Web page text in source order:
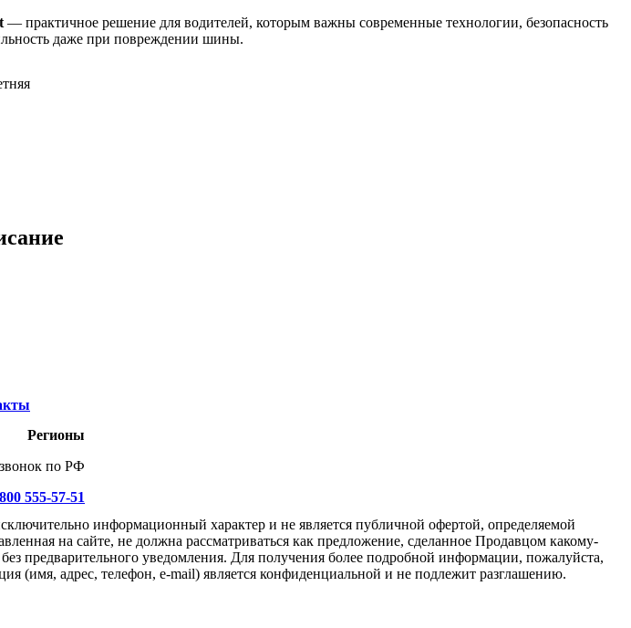
— практичное решение для водителей, которым важны современные технологии, безопасность
даже при повреждении шины.
Регионы
по РФ
555-57-51
информационный характер и не является публичной офертой, определяемой
на сайте, не должна рассматриваться как предложение, сделанное Продавцом какому-
предварительного уведомления. Для получения более подробной информации, пожалуйста,
(имя, адрес, телефон, e-mail) является конфиденциальной и не подлежит разглашению.